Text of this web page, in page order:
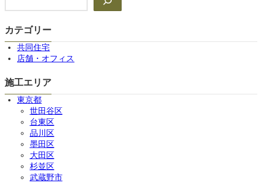
カテゴリー
共同住宅
店舗・オフィス
施工エリア
東京都
世田谷区
台東区
品川区
墨田区
大田区
杉並区
武蔵野市